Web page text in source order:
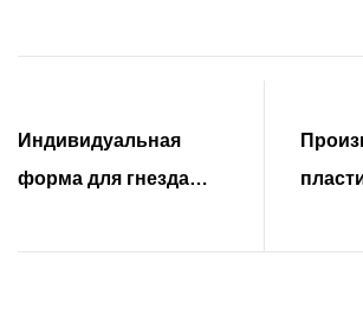
Индивидуальная
форма для гнезда
прецизионное